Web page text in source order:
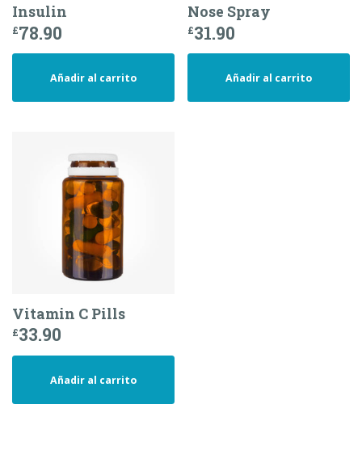
Insulin
£78.90
Añadir al carrito
Nose Spray
£31.90
Añadir al carrito
Vitamin C Pills
£33.90
Añadir al carrito